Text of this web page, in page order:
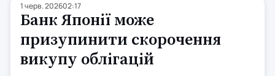
1 черв. 202602:17
Банк Японії може
призупинити скорочення
викупу облігацій